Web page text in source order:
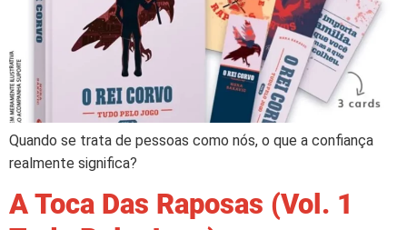
Quando se trata de pessoas como nós, o que a confiança
realmente significa?
A Toca Das Raposas (Vol. 1